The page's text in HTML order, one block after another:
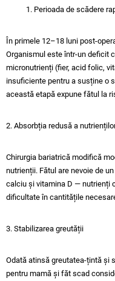
1. Perioada de scădere
În primele 12–18 luni post-
Organismul este într-un deficit
micronutrienți (fier, acid folic,
insuficiente pentru a susține o
această etapă expune fătul la
2. Absorbția redusă a
Chirurgia bariatrică modifică
nutrienții. Fătul are nevoie de
calciu și vitamina D — nutrienți
dificultate în cantitățile
3. Stabilizarea greutății
Odată atinsă greutatea-țintă și
pentru mamă și făt scad